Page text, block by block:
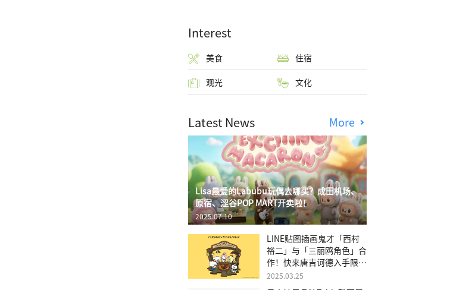
Interest
美食 住宿
观光 文化
Latest News More
Lisa最爱的Labubu玩偶去哪买？成田机场、
原宿、涩谷POP MART开卖啦！
2025.07.10
LINE贴图插画鬼才「西村
裕二」与「三丽鸥角色」合
作！快来唐吉诃德入手限量
商品
2025.03.25